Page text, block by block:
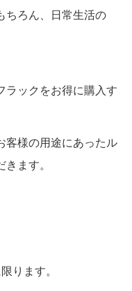
ちろん、日常生活の
ラックをお得に購入す
客様の用途にあったル
ます。
ります。